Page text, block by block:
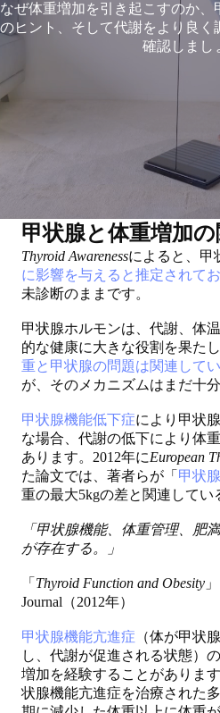
なぜ体重増加を引き起こすのか
のヒント、そして代謝をより良く
確認しまし
甲状腺と体重増加
Thyroid Awarenessによると、甲
に影響を与えると推定されて
未診断のままです。
甲状腺ホルモンは、代謝、体
的な健康に大きな役割を果た
重と甲状腺の問題は関連して
が、そのメカニズムはまだ十
甲状腺機能低下症により甲状
な場合、代謝の低下により体
あります。2012年にEuropean
た論文では、著者らが「 甲状
重の最大5kgの差と関連してい
「甲状腺機能、体重管理、肥
が存在する。」
「 Thyroid Function and Obesity
Journal（2012年）
甲状腺機能亢進症 （体が甲状
し、代謝が促進される状態）
増加を経験することがありま
状腺機能亢進症を治療された